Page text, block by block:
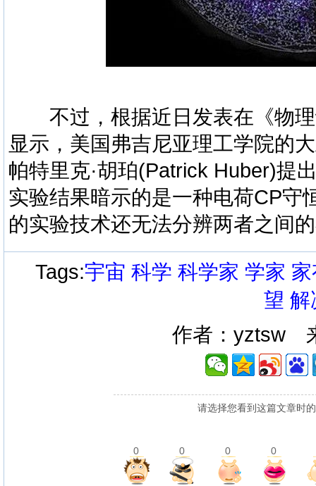
不过，根据近日发表在《物理
显示，美国弗吉尼亚理工学院的
帕特里克·胡珀(Patrick Huber)提
实验结果暗示的是一种电荷CP守
的实验技术还无法分辨两者之间
Tags:宇宙 科学 科学家 学家
望 解
作者：yztsw
请选择您看到这篇文章时
0 0 0 0